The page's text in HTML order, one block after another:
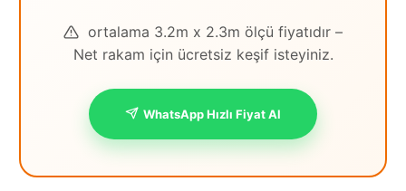
ortalama 3.2m x 2.3m ölçü fiyatıdır –
Net rakam için ücretsiz keşif isteyiniz.
WhatsApp Hızlı Fiyat Al
Anadolu
İstanbul
Avrupa